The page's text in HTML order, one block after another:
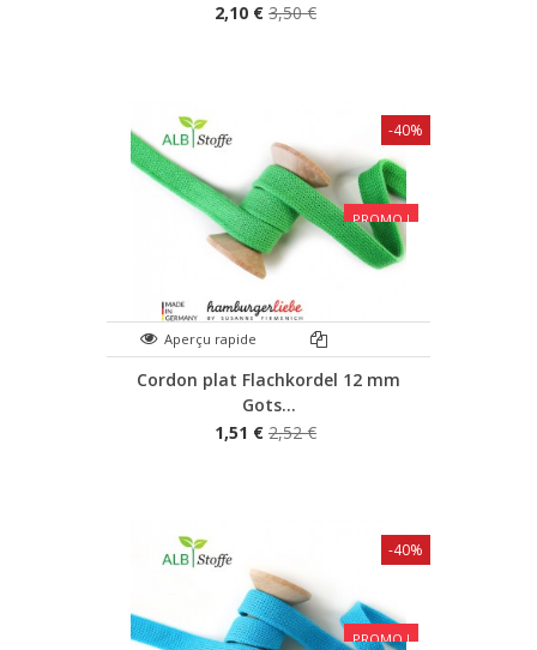
2,10 € 3,50 €
PROMO !
Aperçu rapide
Cordon plat Flachkordel 12 mm
Gots...
1,51 € 2,52 €
-40%
PROMO !
-40%